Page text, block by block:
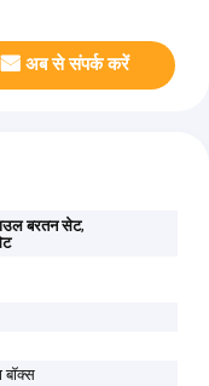
अब से संपर्क करें
बरतन सेट,
बॉक्स